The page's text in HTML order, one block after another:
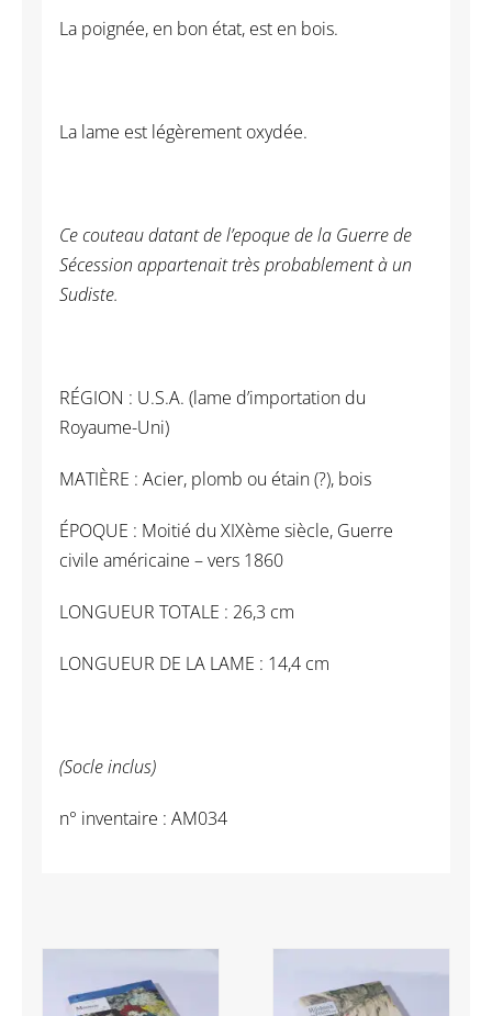
La poignée, en bon état, est en bois.
La lame est légèrement oxydée.
Ce couteau datant de l’epoque de la Guerre de
Sécession appartenait très probablement à un
Sudiste.
RÉGION : U.S.A. (lame d’importation du
Royaume-Uni)
MATIÈRE : Acier, plomb ou étain (?), bois
ÉPOQUE : Moitié du XIXème siècle, Guerre
civile américaine – vers 1860
LONGUEUR TOTALE : 26,3 cm
LONGUEUR DE LA LAME : 14,4 cm
(Socle inclus)
n° inventaire : AM034